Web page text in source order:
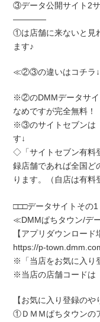
③データ公開サイト2
――――
①は店舗に来ないと見
ます♪
≪②③の違いはコチラ
※②のDMMデータサイ
なめですが完全無料！
※③のサイトセブンは
す↓
◇「サイトセブン有料
録店舗であれば全国ど
ります。（自店は有料
□□□データサイトその
≪DMMぱちタウン/デ
【アプリダウンロード
https://p-
※「当店をお気に入り
※当店の店舗コードは
【お気に入り登録のや
①ＤＭＭぱちタウンの